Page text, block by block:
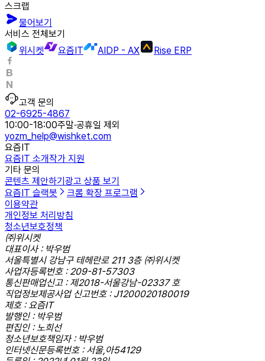
스크랩
물어보기
서비스 전체보기
위시켓
요즘IT AIDP - AX Rise ERP
고객 문의
02-6925-4867
10:00-18:00주말·공휴일 제외
yozm_help@wishket.com
요즘IT
요즘IT 소개작가 지원
기타 문의
콘텐츠 제안하기 광고 상품 보기
요즘IT 슬랙봇
크롬 확장 프로그램
이용약관
개인정보 처리방침
청소년보호정책
㈜위시켓
대표이사 : 박우범
서울특별시 강남구 테헤란로 211 3층 ㈜위시켓
사업자등록번호 : 209-81-57303
통신판매업신고 : 제2018-서울강남-02337 호
직업정보제공사업 신고번호 : J1200020180019
제호 : 요즘IT
발행인 : 박우범
편집인 : 노희선
청소년보호책임자 : 박우범
인터넷신문등록번호 : 서울,아54129